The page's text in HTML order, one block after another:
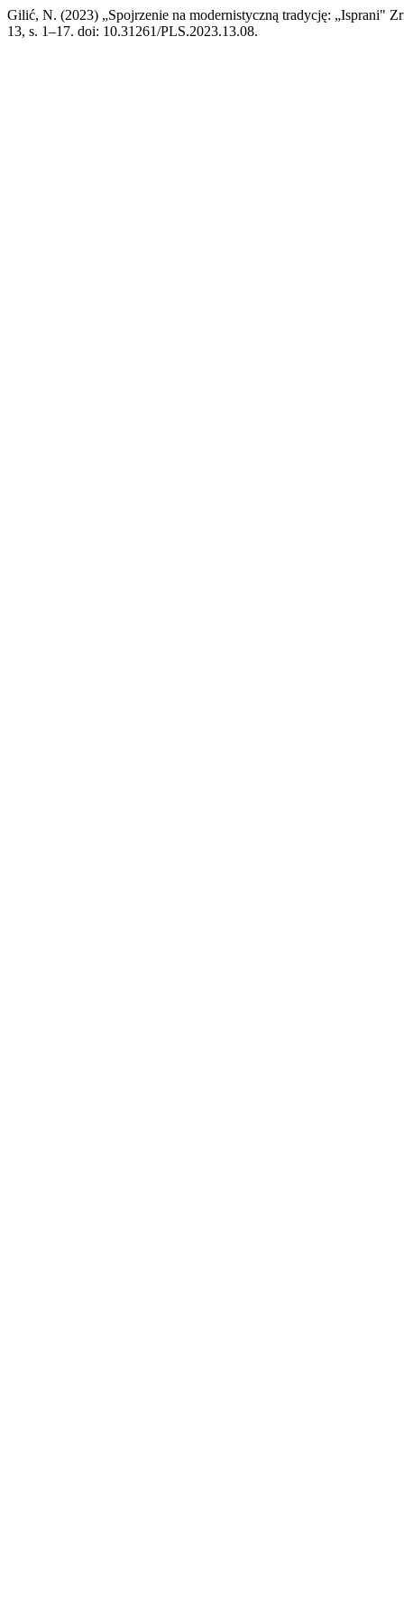
Gilić, N. (2023) „Spojrzenie na modernistyczną tradycję: „Isprani"
13, s. 1–17. doi: 10.31261/PLS.2023.13.08.